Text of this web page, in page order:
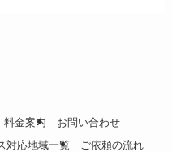
料金案内
お問い合わせ
対応地域一覧 ご依頼の流れ